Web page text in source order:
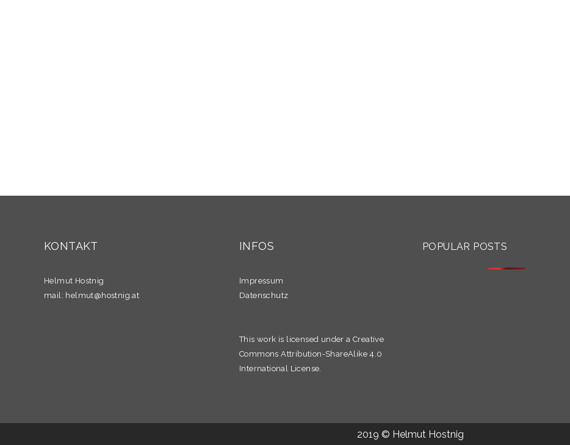
KONTAKT
Helmut Hostnig
mail: helmut@hostnig.at
INFOS
Impressum
Datenschutz
This work is licensed under a Creative
Commons Attribution-ShareAlike 4.0
International License.
POPULAR POSTS
2019 © Helmut Hostnig